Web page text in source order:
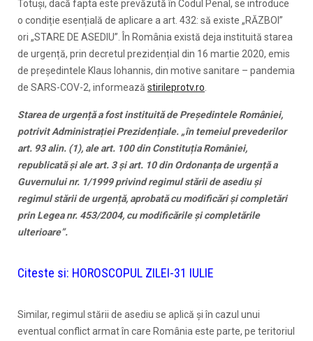
Totuși, dacă fapta este prevăzută în Codul Penal, se introduce
o condiție esențială de aplicare a art. 432: să existe „RĂZBOI”
ori „STARE DE ASEDIU”. În România există deja instituită starea
de urgență, prin decretul prezidențial din 16 martie 2020, emis
de președintele Klaus Iohannis, din motive sanitare – pandemia
de SARS-COV-2, informează stirileprotv.ro
Starea de urgență a fost instituită de Președintele României,
potrivit Administrației Prezidențiale. „în temeiul prevederilor
art. 93 alin. (1), ale art. 100 din Constituția României,
republicată și ale art. 3 și art. 10 din Ordonanța de urgență a
Guvernului nr. 1/1999 privind regimul stării de asediu și
regimul stării de urgență, aprobată cu modificări și completări
prin Legea nr. 453/2004, cu modificările și completările
ulterioare”.
Citeste si: HOROSCOPUL ZILEI-31 IULIE
Similar, regimul stării de asediu se aplică și în cazul unui
eventual conflict armat în care România este parte, pe teritoriul